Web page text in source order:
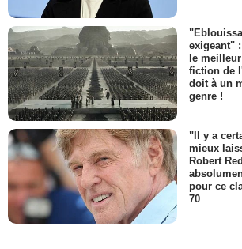
exigeant"
le
fiction de
doit à un
genre !
"Il y a
mieux
Robert
pour ce
70